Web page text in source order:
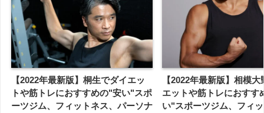
【2022年最新版】桐生でダイエッ
トや筋トレにおすすめの"安い"スポ
ーツジム、フィットネス、パーソナ
【2022年最新版】相模
エットや筋トレにおすす
い"スポーツジム、フィ